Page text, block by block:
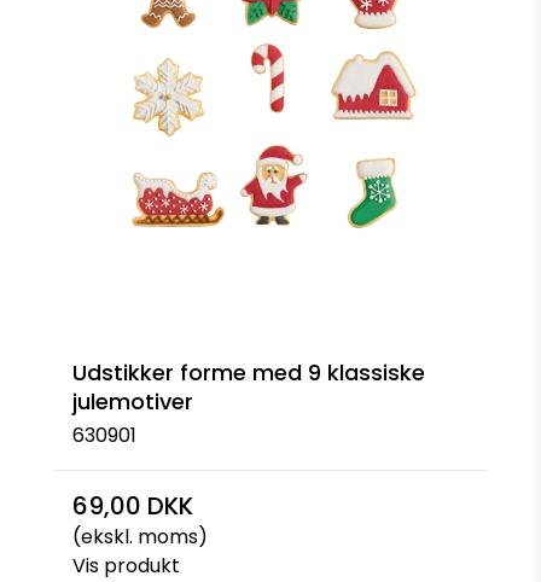
Udstikker forme med 9 klassiske
julemotiver
630901
69,00 DKK
(ekskl. moms)
Vis produkt